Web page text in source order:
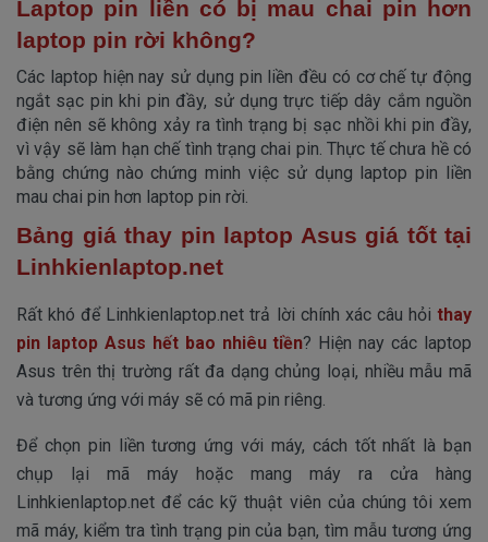
Laptop pin liền có bị mau chai pin hơn
laptop pin rời không?
Các laptop hiện nay sử dụng pin liền đều có cơ chế tự động
ngắt sạc pin khi pin đầy, sử dụng trực tiếp dây cắm nguồn
điện nên sẽ không xảy ra tình trạng bị sạc nhồi khi pin đầy,
vì vậy sẽ làm hạn chế tình trạng chai pin. Thực tế chưa hề có
bằng chứng nào chứng minh việc sử dụng laptop pin liền
mau chai pin hơn laptop pin rời.
Bảng giá thay pin laptop Asus giá tốt tại
Linhkienlaptop.net
Rất khó để Linhkienlaptop.net trả lời chính xác câu hỏi thay
pin laptop Asus hết bao nhiêu tiền? Hiện nay các laptop
Asus trên thị trường rất đa dạng chủng loại, nhiều mẫu mã
và tương ứng với máy sẽ có mã pin riêng.
Để chọn pin liền tương ứng với máy, cách tốt nhất là bạn
chụp lại mã máy hoặc mang máy ra cửa hàng
Linhkienlaptop.net để các kỹ thuật viên của chúng tôi xem
mã máy, kiểm tra tình trạng pin của bạn, tìm mẫu tương ứng